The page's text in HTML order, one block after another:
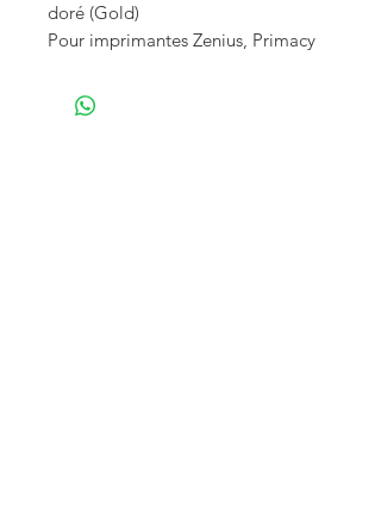
doré (Gold)
Pour imprimantes Zenius, Primacy